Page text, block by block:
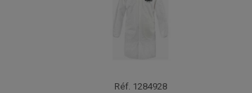
Réf. 1284928